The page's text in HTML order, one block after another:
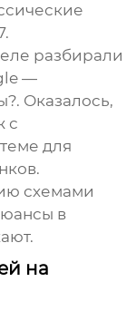
разбирали
—
Оказалось,
с
для
схемами
в
на